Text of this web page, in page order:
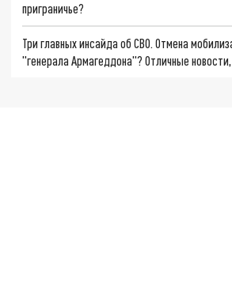
приграничье?
Три главных инсайда об СВО. Отмена
"генерала Армагеддона"? Отличные